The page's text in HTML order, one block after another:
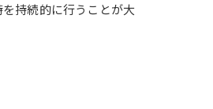
持続的に行うことが大